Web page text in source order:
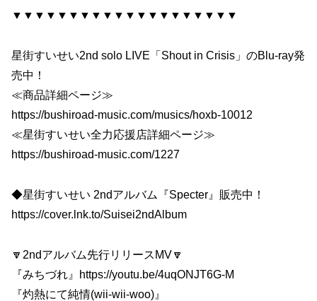
▼▼▼▼▼▼▼▼▼▼▼▼▼▼▼▼▼▼▼▼
星街すいせい2nd solo LIVE「Shout in Crisis」のBlu-ray発
売中！
≪商品詳細ページ≫
https://bushiroad-music.com/musics/hoxb-10012
≪星街すいせい全力応援店詳細ページ≫
https://bushiroad-music.com/1227
◆星街すいせい 2ndアルバム『Specter』販売中！
https://cover.lnk.to/Suisei2ndAlbum
🔽2ndアルバム先行リリースMV🔽
『みちづれ』https://youtu.be/4uqONJT6G-M
『灼熱にて純情(wii-wii-woo)』